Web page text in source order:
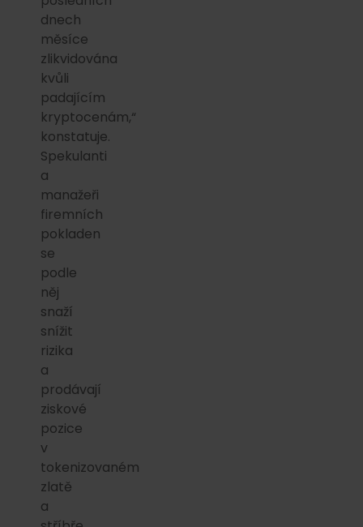
dnech
měsíce
zlikvidována
kvůli
padajícím
kryptocenám,“
konstatuje.
Spekulanti
a
manažeři
firemních
pokladen
se
podle
něj
snaží
snížit
rizika
a
prodávají
ziskové
pozice
v
tokenizovaném
zlatě
a